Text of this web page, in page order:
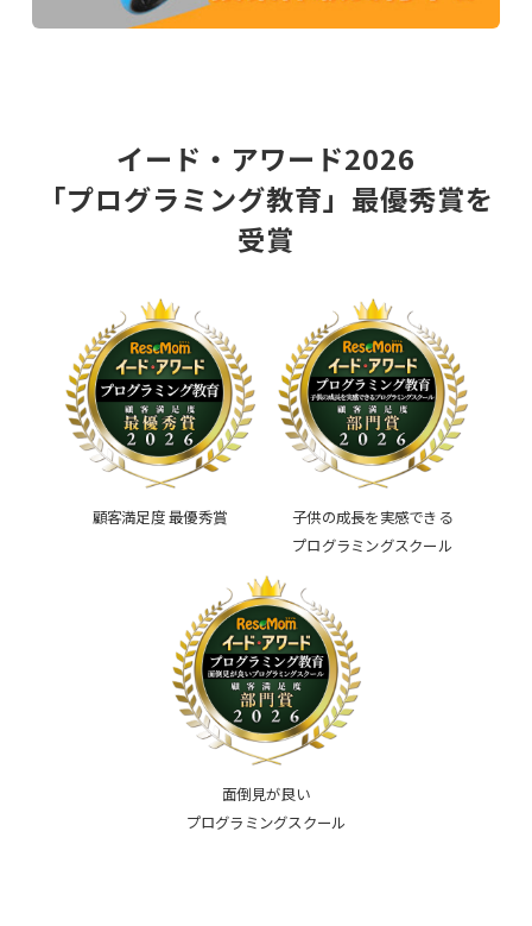
イード・アワード2026
「プログラミング教育」最優秀賞を
受賞
顧客満足度 最優秀賞
子供の成長を実感できる
プログラミングスクール
面倒見が良い
プログラミングスクール